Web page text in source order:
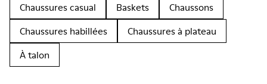
Chaussures casual
Baskets
Chaussons
Chaussures habillées
Chaussures à plateau
À talon